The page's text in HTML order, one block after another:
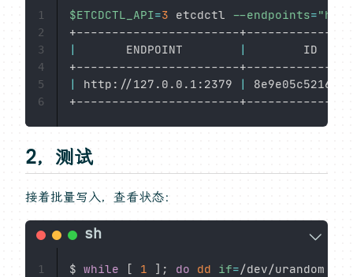
$ETCDCTL_API=3 etcdctl --endpoints=
|
       ENDPOINT
|
| http://127.0.0.1:2379 |
1
2
3
4
5
6
2，测试
接着批量写入，查看状态：
$ while [ 1 ] ; do dd if=/dev/urandom
1